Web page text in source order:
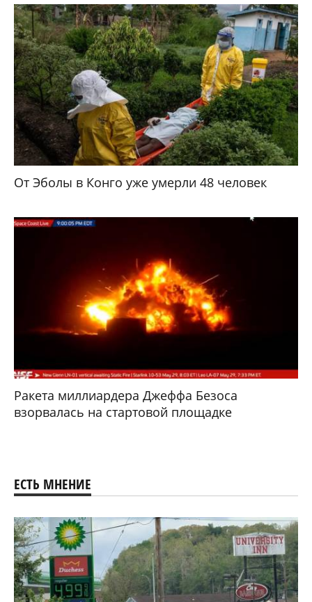
От Эболы в Конго уже умерли 48 человек
Ракета миллиардера Джеффа Безоса
взорвалась на стартовой площадке
ЕСТЬ МНЕНИЕ